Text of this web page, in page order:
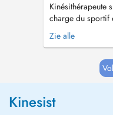
Kinésithérapeute
charge du sportif
je vous
personnalisée,
aider à retrouver
douleurs et à
Zie alle
Kinesist